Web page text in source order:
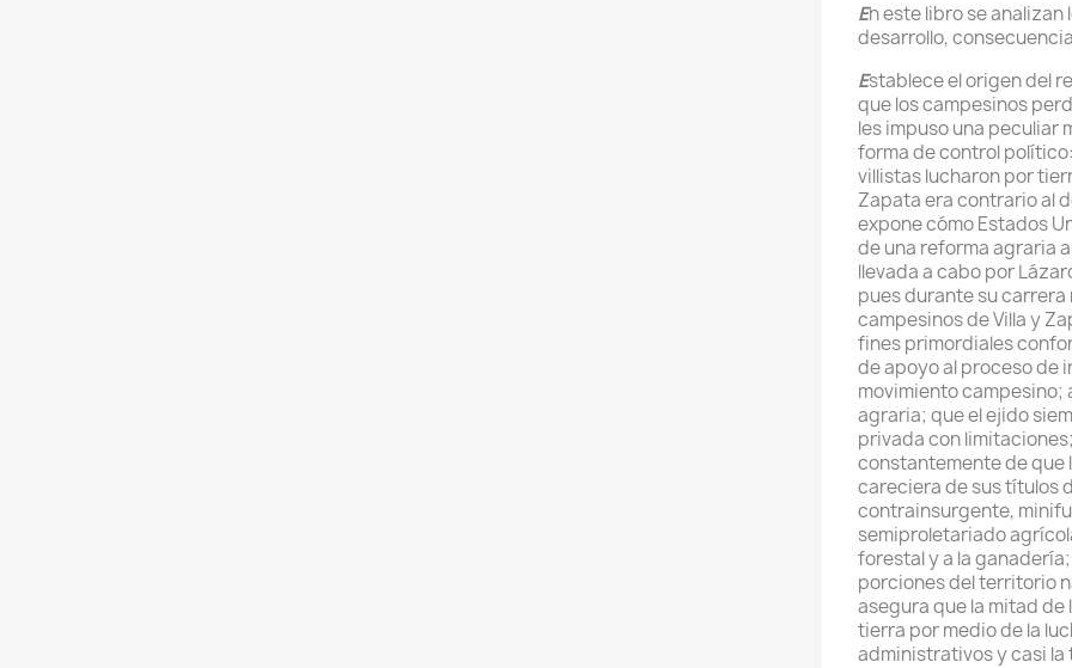
En este libro se
desarrollo,
Establece el origen del
que los campesinos
les impuso una peculiar
forma de control
villistas lucharon por
Zapata era contrario al
expone cómo Estados
de una reforma agraria
llevada a cabo por
pues durante su
campesinos de Villa y
fines primordiales
de apoyo al proceso de
movimiento
agraria; que el ejido
privada con
constantemente de que
careciera de sus títulos
contrainsurgente,
semiproletariado
forestal y a la
porciones del territorio
asegura que la mitad
tierra por medio de la
administrativos y casi la